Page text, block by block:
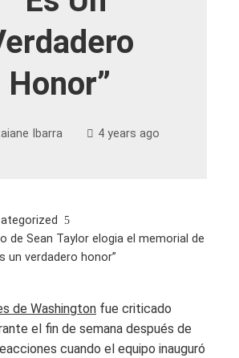
Honor”
Ibarra 4 years ago
de Sean Taylor elogia el memorial de
un verdadero honor”
de Washington fue criticado
el fin de semana después de
cuando el equipo inauguró